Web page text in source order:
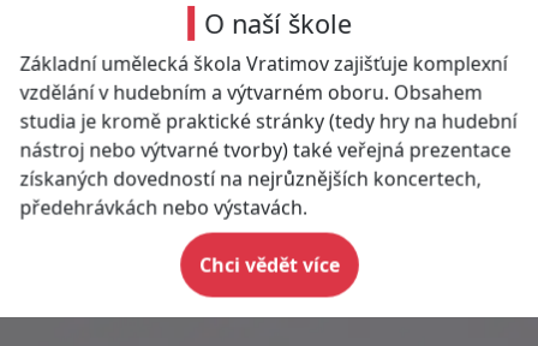
O naší škole
Základní umělecká škola Vratimov zajišťuje komplexní
vzdělání v hudebním a výtvarném oboru. Obsahem
studia je kromě praktické stránky (tedy hry na hudební
nástroj nebo výtvarné tvorby) také veřejná prezentace
získaných dovedností na nejrůznějších koncertech,
předehrávkách nebo výstavách.
Chci vědět více